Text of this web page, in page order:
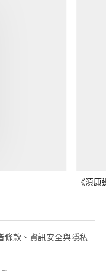
《滇
條款、資訊安全與隱私